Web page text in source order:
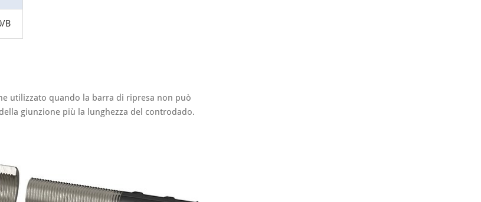
B
utilizzato quando la barra di ripresa non può
giunzione più la lunghezza del controdado.